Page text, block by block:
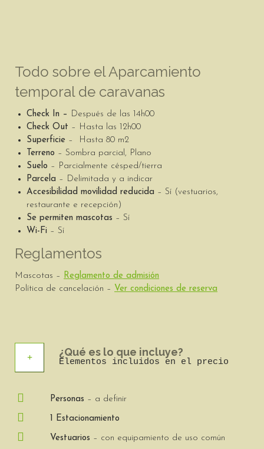
Todo sobre el Aparcamiento
temporal de caravanas
Check In – Después de las 14h00
Check Out – Hasta las 12h00
Superficie – Hasta 80 m2
Terreno – Sombra parcial, Plano
Suelo – Parcialmente césped/tierra
Parcela – Delimitada y a indicar
Accesibilidad movilidad reducida – Sí (vestuarios,
restaurante e recepción)
Se permiten mascotas – Sí
Wi-Fi – Sí
Reglamentos
Mascotas – Reglamento de admisión
Política de cancelación – Ver condiciones de reserva
¿Qué es lo que incluye?
Elementos incluidos en el precio
Personas – a definir
1 Estacionamiento
Vestuarios – con equipamiento de uso común